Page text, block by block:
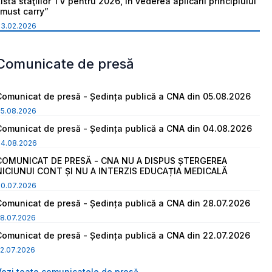
carry”
de presă
de presă - Ședința publică a CNA din 05.08.2026
de presă - Ședința publică a CNA din 04.08.2026
DE PRESĂ - CNA NU A DISPUS ȘTERGEREA
CONT ȘI NU A INTERZIS EDUCAȚIA MEDICALĂ
de presă - Ședința publică a CNA din 28.07.2026
de presă - Ședința publică a CNA din 22.07.2026